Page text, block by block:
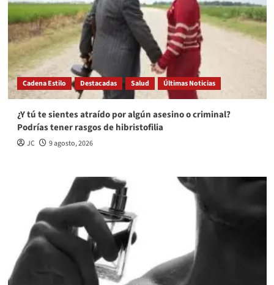
Cadena Estilo Destacadas Salud Últimas Noticias
¿Y tú te sientes atraído por algún asesino o criminal?
Podrías tener rasgos de hibristofilia
JC 9 agosto, 2026